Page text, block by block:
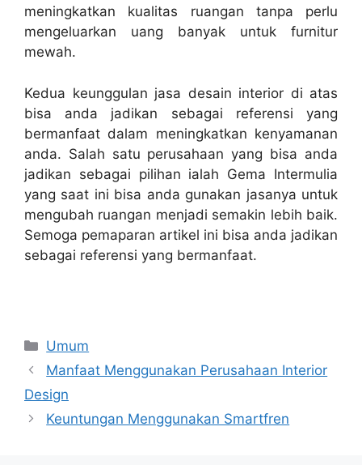
meningkatkan kualitas ruangan tanpa perlu
mengeluarkan uang banyak untuk furnitur
mewah.
Kedua keunggulan jasa desain interior di atas
bisa anda jadikan sebagai referensi yang
bermanfaat dalam meningkatkan kenyamanan
anda. Salah satu perusahaan yang bisa anda
jadikan sebagai pilihan ialah Gema Intermulia
yang saat ini bisa anda gunakan jasanya untuk
mengubah ruangan menjadi semakin lebih baik.
Semoga pemaparan artikel ini bisa anda jadikan
sebagai referensi yang bermanfaat.
Categories
Umum
Manfaat Menggunakan Perusahaan Interior
Design
Keuntungan Menggunakan Smartfren